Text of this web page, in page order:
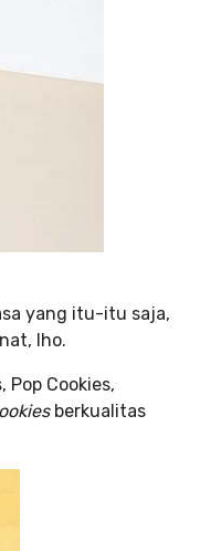
yang itu-itu saja,
lho.
Cookies,
berkualitas